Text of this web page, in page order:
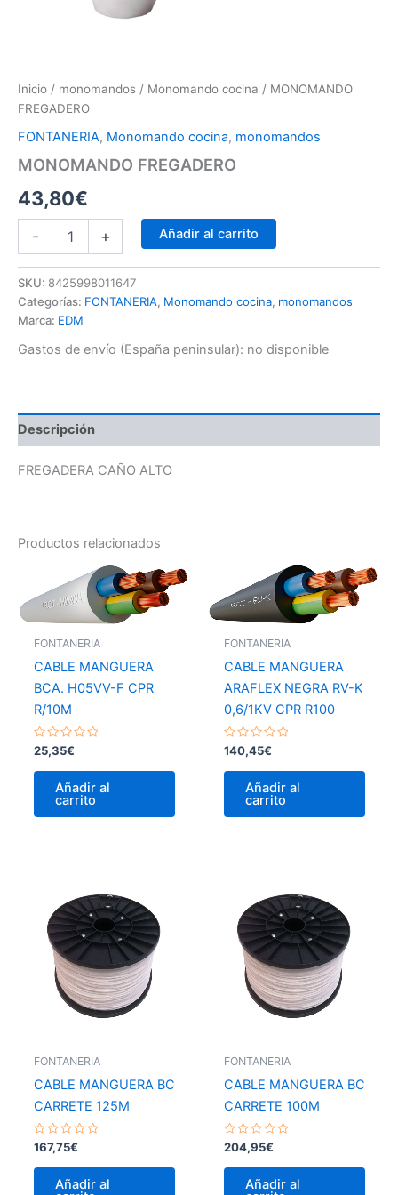
Inicio / monomandos / Monomando cocina / MONOMANDO
FREGADERO
FONTANERIA, Monomando cocina, monomandos
MONOMANDO FREGADERO
43,80€
- + Añadir al carrito
SKU: 8425998011647
Categorías: FONTANERIA, Monomando cocina, monomandos
Marca: EDM
Gastos de envío (España peninsular): no disponible
Descripción
FREGADERA CAÑO ALTO
Productos relacionados
FONTANERIA
CABLE MANGUERA
BCA. H05VV-F CPR
R/10M
Valorado
con
0
25,35€
Añadir al
carrito
FONTANERIA
CABLE MANGUERA
ARAFLEX NEGRA RV-K
0,6/1KV CPR R100
Valorado
con
0
140,45€
Añadir al
carrito
FONTANERIA
CABLE MANGUERA BC
CARRETE 125M
Valorado
con
0
167,75€
Añadir al
FONTANERIA
CABLE MANGUERA BC
CARRETE 100M
Valorado
con
0
204,95€
Añadir al